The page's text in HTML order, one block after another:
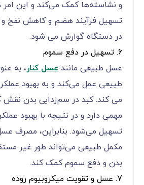
و نشاسته‌ها کمک می‌کند و این
تسهیل فرآیند هضم و کاهش نفخ و
در دستگاه گوارش می شود.
6. تسهیل در دفع سموم
عسل طبیعی مانندعسل کنار، به
طبیعی عمل می‌کند و به بهبود
می کند. کبد در سم‌زدایی بدن نقش
مهمی دارد و در نتیجه با بهبود
تسهیل می‌شود. بنابراین، مصرف
مکمل طبیعی می‌تواند طور غیر
بدن و دفع سموم کمک کند.
7. عسل و تقویت میکروبیوم روده